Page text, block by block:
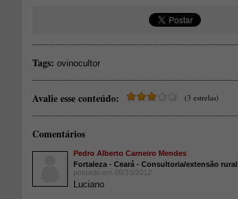
Tags: ovinocultor
Avalie esse conteúdo: (3 estrelas)
Comentários
Pedro Alberto Carneiro Mendes
Fortaleza - Ceará - Consultoria/extensão rural
postado em 09/10/2012
Luciano